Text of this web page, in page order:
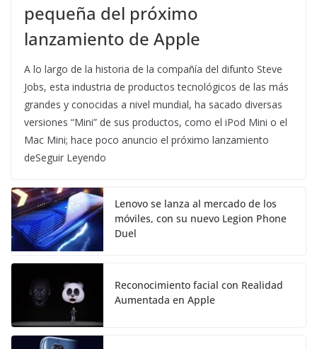
pequeña del próximo
lanzamiento de Apple
A lo largo de la historia de la compañía del difunto Steve
Jobs, esta industria de productos tecnológicos de las más
grandes y conocidas a nivel mundial, ha sacado diversas
versiones “Mini” de sus productos, como el iPod Mini o el
Mac Mini; hace poco anuncio el próximo lanzamiento
deSeguir Leyendo
Lenovo se lanza al mercado de los
móviles, con su nuevo Legion Phone
Duel
Reconocimiento facial con Realidad
Aumentada en Apple